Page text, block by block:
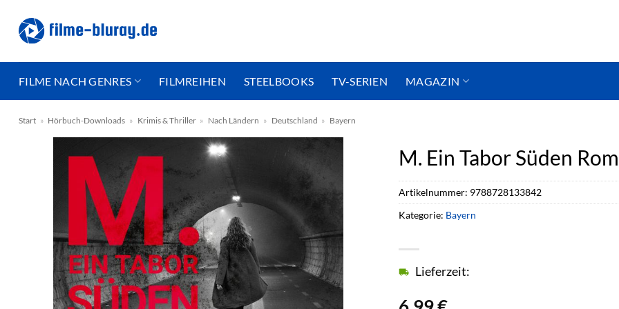
Inhalt
springen
FILME NACH GENRES FILMREIHEN STEELBOOKS TV-SERIEN MAGAZIN
Start » Hörbuch-Downloads » Krimis & Thriller » Nach Ländern » Deutschland » Bayern
M. Ein Tabor Süden
Lieferzeit:
Artikelnummer: 9788728133842
Kategorie: Bayern